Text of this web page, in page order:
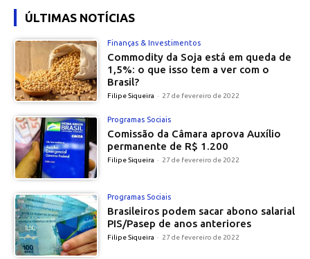
ÚLTIMAS NOTÍCIAS
Finanças & Investimentos
Commodity da Soja está em queda de
1,5%: o que isso tem a ver com o
Brasil?
Filipe Siqueira - 27 de fevereiro de 2022
Programas Sociais
Comissão da Câmara aprova Auxílio
permanente de R$ 1.200
Filipe Siqueira - 27 de fevereiro de 2022
Programas Sociais
Brasileiros podem sacar abono salarial
PIS/Pasep de anos anteriores
Filipe Siqueira - 27 de fevereiro de 2022